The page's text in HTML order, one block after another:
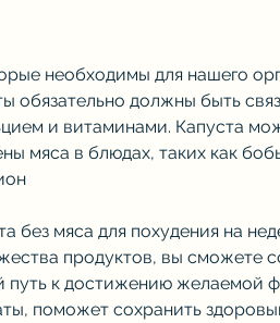
обязательно должны быть
и витаминами. Капуста
мяса в блюдах, таких как
без мяса для похудения на
продуктов, вы сможете
путь к достижению желаемой
поможет сохранить